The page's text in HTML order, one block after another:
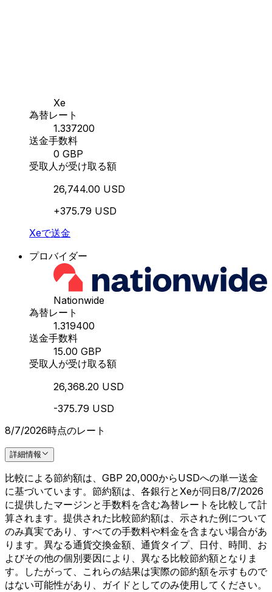
Xe
為替レート
1.337200
送金手数料
0 GBP
受取人が受け取る額
26,744.00 USD
+375.79 USD
Xeで送金
プロバイダー
Nationwide
為替レート
1.319400
送金手数料
15.00 GBP
受取人が受け取る額
26,368.20 USD
-375.79 USD
8/7/2026時点のレート
詳細情報
比較による節約額は、GBP 20,000からUSDへの単一送金
に基づいています。節約額は、各銀行とXeが同日8/7/2026
に提供したマージンと手数料を含む為替レートを比較して計
算されます。提供された比較節約額は、示された例について
のみ真実であり、すべての手数料や料金を含まない場合があ
ります。異なる通貨交換金額、通貨タイプ、日付、時間、お
よびその他の個別要因により、異なる比較節約額となりま
す。したがって、これらの結果は実際の節約額を示すもので
はない可能性があり、ガイドとしてのみ使用してください。